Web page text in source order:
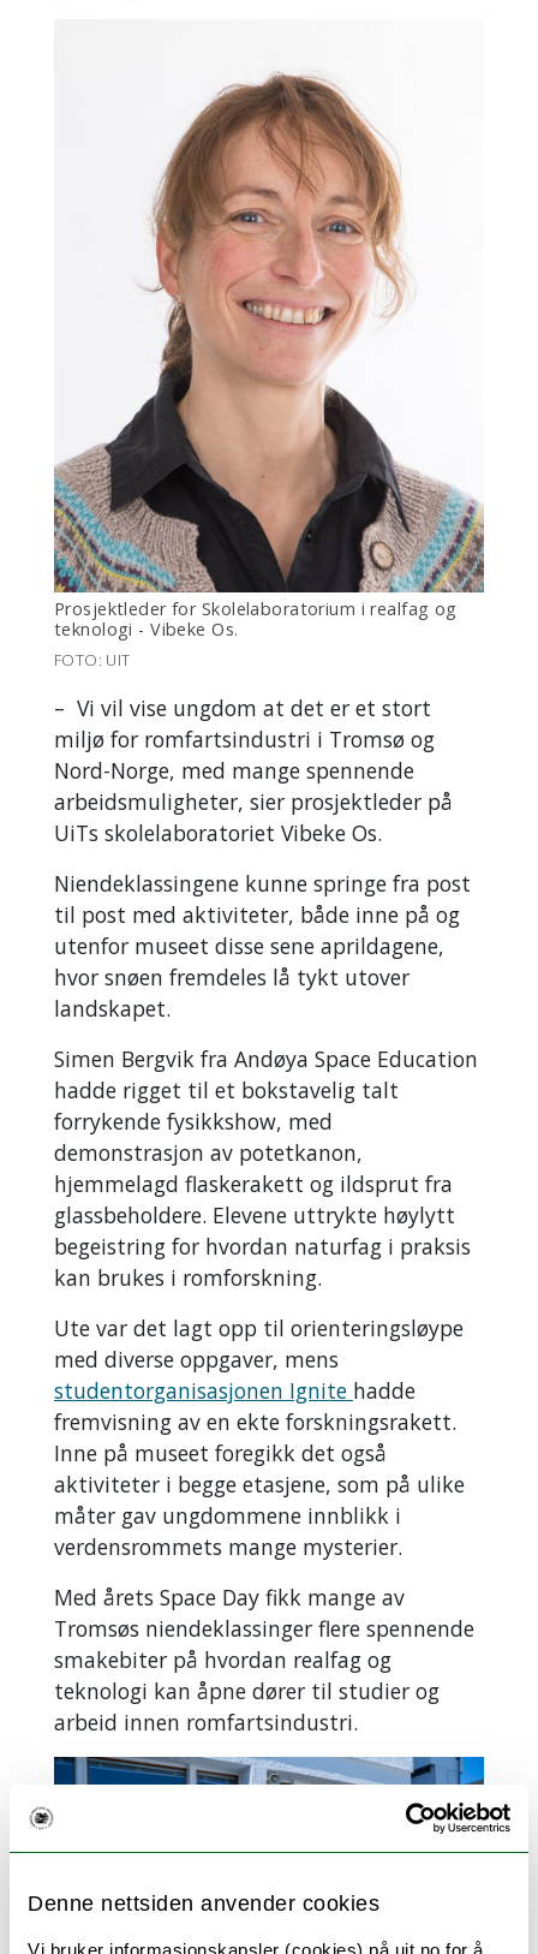
Denne nettsiden anvender cookies
Vi bruker informasjonskapsler (cookies) på uit.no for å
Prosjektleder for Skolelaboratorium i realfag og
teknologi - Vibeke Os.
FOTO: UIT
– Vi vil vise ungdom at det er et stort
miljø for romfartsindustri i Tromsø og
Nord-Norge, med mange spennende
arbeidsmuligheter, sier prosjektleder på
UiTs skolelaboratoriet Vibeke Os.
Niendeklassingene kunne springe fra post
til post med aktiviteter, både inne på og
utenfor museet disse sene aprildagene,
hvor snøen fremdeles lå tykt utover
landskapet.
Simen Bergvik fra Andøya Space Education
hadde rigget til et bokstavelig talt
forrykende fysikkshow, med
demonstrasjon av potetkanon,
hjemmelagd flaskerakett og ildsprut fra
glassbeholdere. Elevene uttrykte høylytt
begeistring for hvordan naturfag i praksis
kan brukes i romforskning.
Ute var det lagt opp til orienteringsløype
med diverse oppgaver, mens
studentorganisasjonen Ignite hadde
fremvisning av en ekte forskningsrakett.
Inne på museet foregikk det også
aktiviteter i begge etasjene, som på ulike
måter gav ungdommene innblikk i
verdensrommets mange mysterier.
Med årets Space Day fikk mange av
Tromsøs niendeklassinger flere spennende
smakebiter på hvordan realfag og
teknologi kan åpne dører til studier og
arbeid innen romfartsindustri.